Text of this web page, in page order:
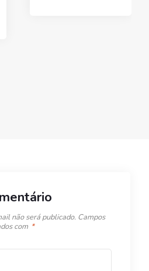
não será publicado. Campos
com *